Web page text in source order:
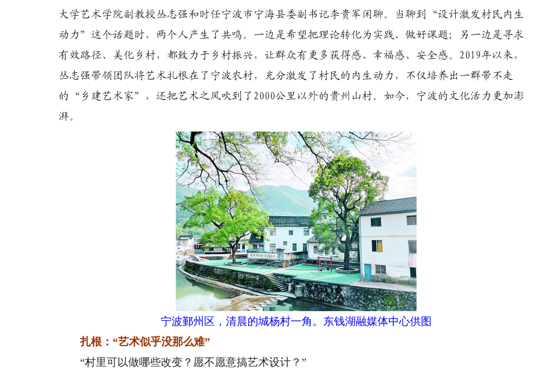
大学艺术学院副教授丛志强和时任宁波市宁海县委副书记李贵军闲聊。当聊到“设计激发村民内生
动力”这个话题时，两个人产生了共鸣。一边是希望把理论转化为实践、做好课题；另一边是寻求
有效路径、美化乡村，都致力于乡村振兴，让群众有更多获得感、幸福感、安全感。2019年以来，
丛志强带领团队将艺术扎根在了宁波农村，充分激发了村民的内生动力，不仅培养出一群带不走
的“乡建艺术家”，还把艺术之风吹到了2000公里以外的贵州山村。如今，宁波的文化活力更加澎
湃。
宁波鄞州区，清晨的城杨村一角。东钱湖融媒体中心供图
扎根：“艺术似乎没那么难”
“村里可以做哪些改变？愿不愿意搞艺术设计？”